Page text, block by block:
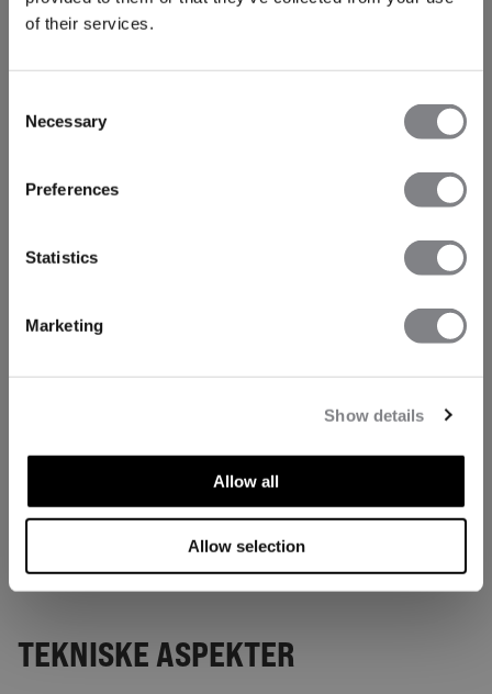
of their services.
Selection
Necessary
Preferences
Statistics
Marketing
Show details
Allow all
Allow selection
TEKNISKE ASPEKTER